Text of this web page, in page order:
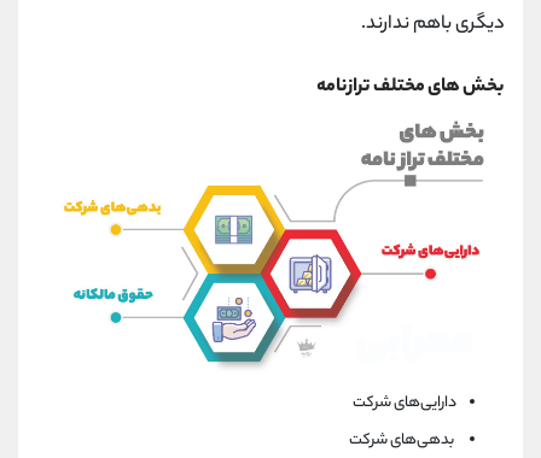
دیگری باهم ندارند.
بخش های مختلف ترازنامه
دارایی‌های شرکت
بدهی‌های شرکت